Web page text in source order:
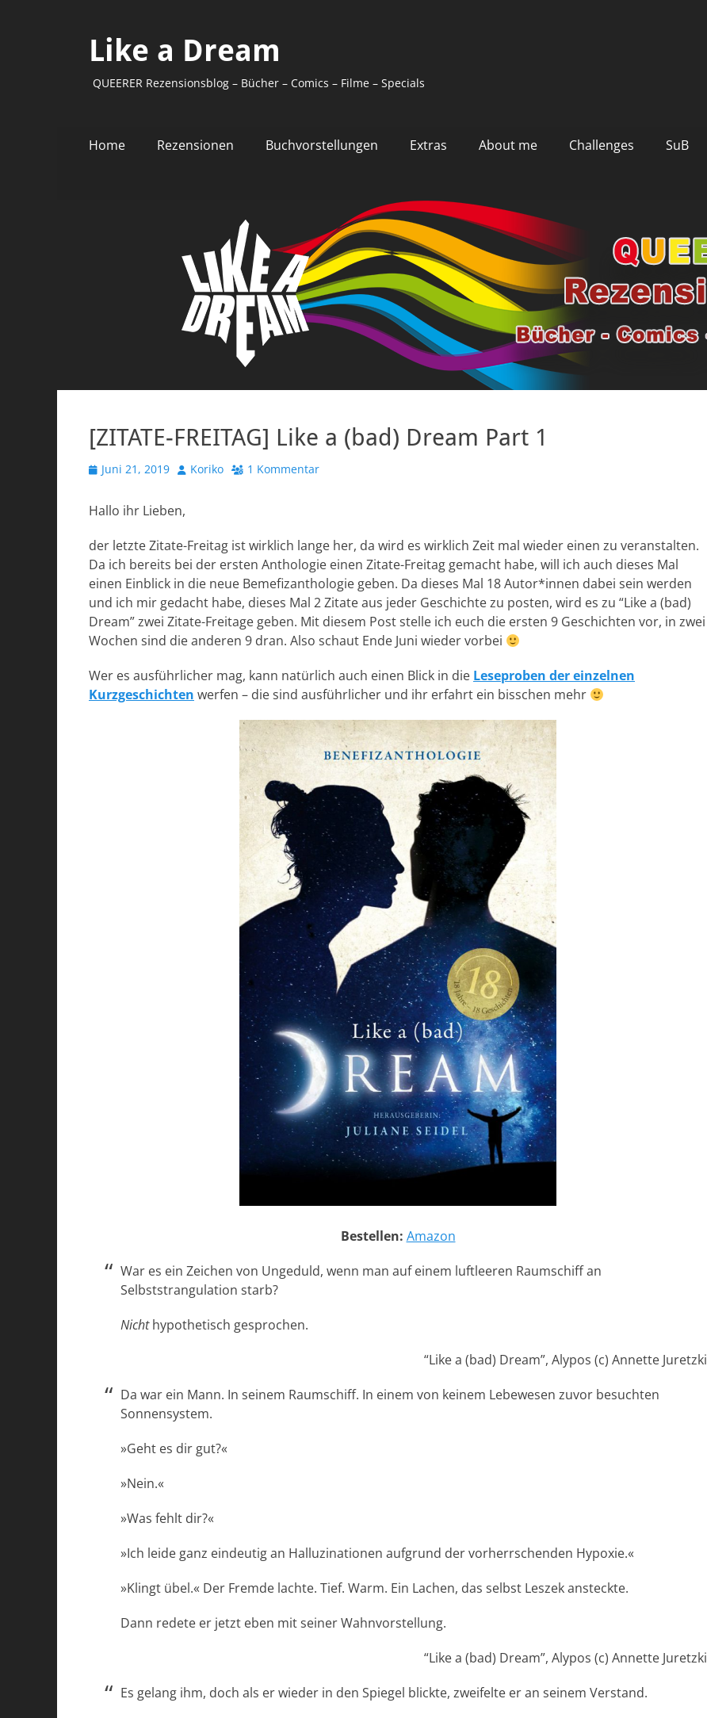
Like a Dream
QUEERER Rezensionsblog – Bücher – Comics – Filme – Specials
Primäres
Inhalt
Home Rezensionen Buchvorstellungen Extras About me Challenges SuB
[ZITATE-FREITAG] Like a (bad) Dream Part 1
Veröffentlicht
Juni 21, 2019 AutorKoriko 1 Kommentar
Hallo ihr Lieben,
der letzte Zitate-Freitag ist wirklich lange her, da wird es wirklich Zeit mal wieder einen zu veranstalten.
Da ich bereits bei der ersten Anthologie einen Zitate-Freitag gemacht habe, will ich auch dieses Mal
einen Einblick in die neue Bemefizanthologie geben. Da dieses Mal 18 Autor*innen dabei sein werden
und ich mir gedacht habe, dieses Mal 2 Zitate aus jeder Geschichte zu posten, wird es zu “Like a (bad)
Dream” zwei Zitate-Freitage geben. Mit diesem Post stelle ich euch die ersten 9 Geschichten vor, in zwei
Wochen sind die anderen 9 dran. Also schaut Ende Juni wieder vorbei
Wer es ausführlicher mag, kann natürlich auch einen Blick in die Leseproben der einzelnen
Kurzgeschichten werfen – die sind ausführlicher und ihr erfahrt ein bisschen mehr
Bestellen: Amazon
War es ein Zeichen von Ungeduld, wenn man auf einem luftleeren Raumschiff an
Selbststrangulation starb?
Nichthypothetisch gesprochen.
“Like a (bad) Dream”, Alypos (c) Annette Juretzki
Da war ein Mann. In seinem Raumschiff. In einem von keinem Lebewesen zuvor besuchten
Sonnensystem.
»Geht es dir gut?«
»Nein.«
»Was fehlt dir?«
»Ich leide ganz eindeutig an Halluzinationen aufgrund der vorherrschenden Hypoxie.«
»Klingt übel.« Der Fremde lachte. Tief. Warm. Ein Lachen, das selbst Leszek ansteckte.
Dann redete er jetzt eben mit seiner Wahnvorstellung.
“Like a (bad) Dream”, Alypos (c) Annette Juretzki
Es gelang ihm, doch als er wieder in den Spiegel blickte, zweifelte er an seinem Verstand.